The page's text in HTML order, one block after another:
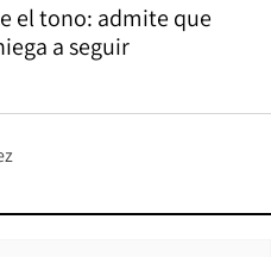
el tono: admite que
a seguir